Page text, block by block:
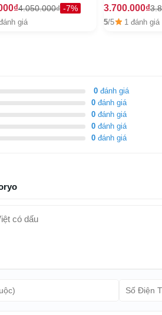
4.050.000₫ -7%
giá
3.700.000₫
5/5 1 đánh giá
0đánh giá
0đánh giá
0đánh giá
0đánh giá
0đánh giá